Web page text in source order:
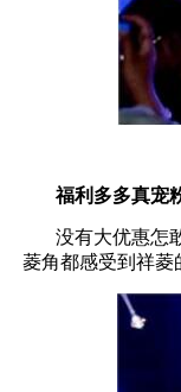
福利多多真宠
没有大优惠怎
菱角都感受到祥菱